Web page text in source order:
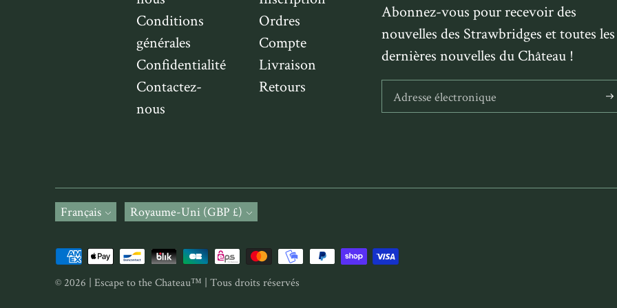
Conditions
générales
Confidentialité
Contactez-
nous
Ordres
Compte
Livraison
Retours
Abonnez-vous pour recevoir des
nouvelles des Strawbridges et toutes les
dernières nouvelles du Château !
Langue
Français Monnaie
Royaume-Uni (GBP £)
Méthodes
de
© 2026 | Escape to the Chateau™ | Tous droits réservés